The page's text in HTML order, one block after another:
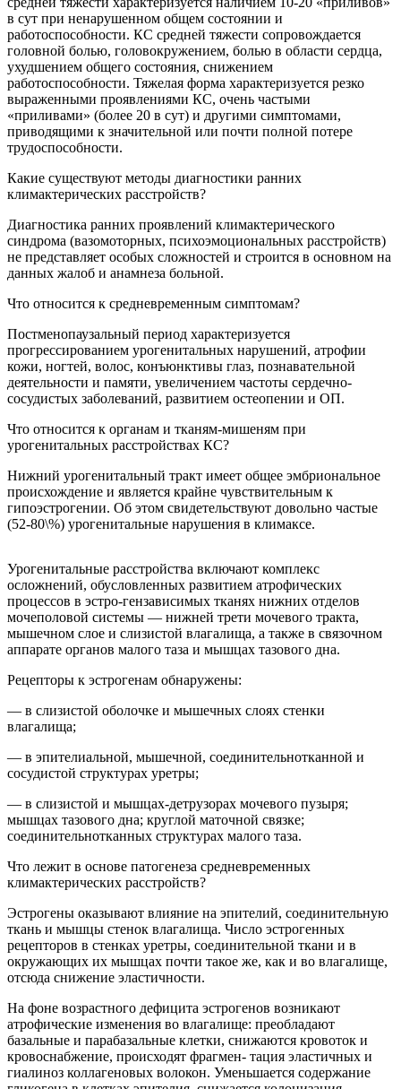
в сут при ненарушенном общем состоянии и
работоспособности. КС средней тяжести сопровождается
головной болью, головокружением, болью в области сердца,
ухудшением общего состояния, снижением
работоспособности. Тяжелая форма характеризуется резко
выраженными проявлениями КС, очень частыми
«приливами» (более 20 в сут) и другими симптомами,
приводящими к значительной или почти полной потере
трудоспособности.
Какие существуют методы диагностики ранних
климактерических расстройств?
Диагностика ранних проявлений климактерического
синдрома (вазомоторных, психоэмоциональных расстройств)
не представляет особых сложностей и строится в основном на
данных жалоб и анамнеза больной.
Что относится к средневременным симптомам?
Постменопаузальный период характеризуется
прогрессированием урогенитальных нарушений, атрофии
кожи, ногтей, волос, конъюнктивы глаз, познавательной
деятельности и памяти, увеличением частоты сердечно-
сосудистых заболеваний, развитием остеопении и ОП.
Что относится к органам и тканям-мишеням при
урогенитальных расстройствах КС?
Нижний урогенитальный тракт имеет общее эмбриональное
происхождение и является крайне чувствительным к
гипоэстрогении. Об этом свидетельствуют довольно частые
(52-80\%) урогенитальные нарушения в климаксе.
Урогенитальные расстройства включают комплекс
осложнений, обусловленных развитием атрофических
процессов в эстро-гензависимых тканях нижних отделов
мочеполовой системы — нижней трети мочевого тракта,
мышечном слое и слизистой влагалища, а также в связочном
аппарате органов малого таза и мышцах тазового дна.
Рецепторы к эстрогенам обнаружены:
— в слизистой оболочке и мышечных слоях стенки
влагалища;
— в эпителиальной, мышечной, соединительнотканной и
сосудистой структурах уретры;
— в слизистой и мышцах-детрузорах мочевого пузыря;
мышцах тазового дна; круглой маточной связке;
соединительнотканных структурах малого таза.
Что лежит в основе патогенеза средневременных
климактерических расстройств?
Эстрогены оказывают влияние на эпителий, соединительную
ткань и мышцы стенок влагалища. Число эстрогенных
рецепторов в стенках уретры, соединительной ткани и в
окружающих их мышцах почти такое же, как и во влагалище,
отсюда снижение эластичности.
На фоне возрастного дефицита эстрогенов возникают
атрофические изменения во влагалище: преобладают
базальные и парабазальные клетки, снижаются кровоток и
кровоснабжение, происходят фрагмен- тация эластичных и
гиалиноз коллагеновых волокон. Уменьшается содержание